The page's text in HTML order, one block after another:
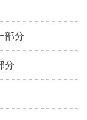
部分
分